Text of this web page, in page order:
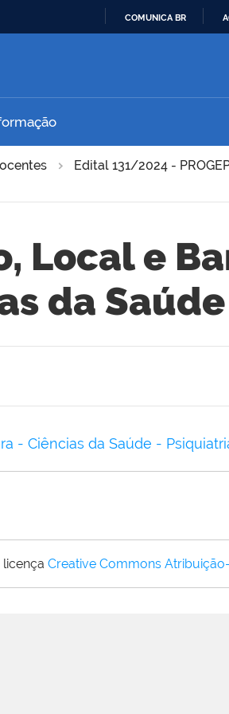
COMUNICA BR
Edital 131/2024 -
Local e
da
- Ciências da Saúde -
Creative Commons